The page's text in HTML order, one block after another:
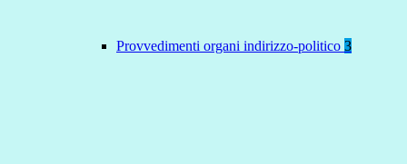
Provvedimenti organi indirizzo-politico 3